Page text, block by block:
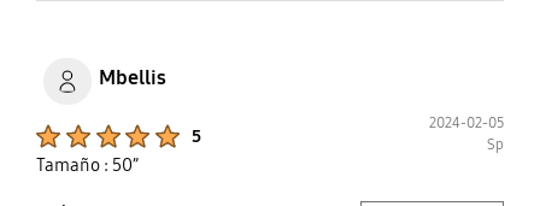
Mbellis
5
2024-02-05
Sp
Tamaño : 50”